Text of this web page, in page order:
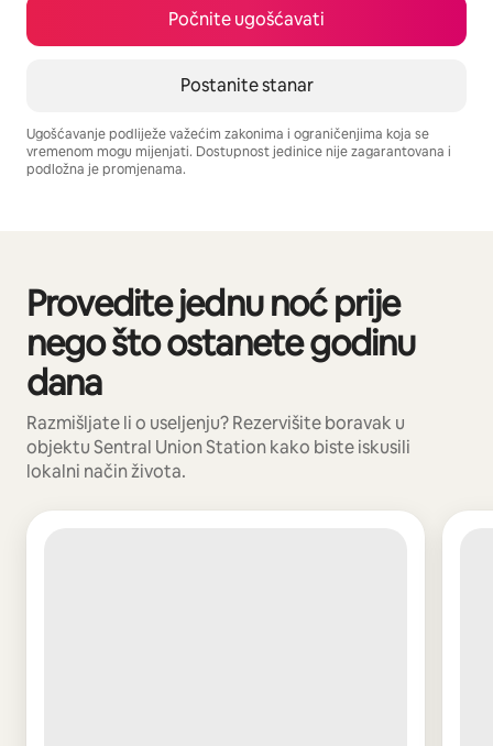
Počnite ugošćavati
Postanite stanar
Ugošćavanje podliježe važećim zakonima i ograničenjima koja se
vremenom mogu mijenjati. Dostupnost jedinice nije zagarantovana i
podložna je promjenama.
Provedite jednu noć prije
nego što ostanete godinu
dana
Razmišljate li o useljenju? Rezervišite boravak u
objektu Sentral Union Station kako biste iskusili
lokalni način života.
Prikazano 0 od 0 stavki